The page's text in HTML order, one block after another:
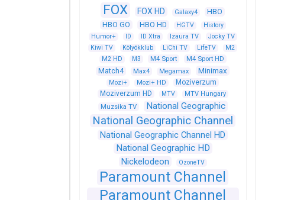
FOX FOX HD Galaxy4
HBO
HBO GO
HBO HD HGTV
History
Humor+
ID ID Xtra Izaura TV
Jocky TV
Kiwi TV
Kölyökklub LiChi TV LifeTV
M2
M2 HD
M3 M4 Sport M4 Sport HD
Match4 Max4 Megamax Minimax
Mozi+ Mozi+ HD
Moziverzum
Moziverzum HD
MTV MTV Hungary
Muzsika TV National Geographic
National Geographic Channel
National Geographic Channel HD
National Geographic HD
Nickelodeon
OzoneTV
Paramount Channel
Paramount Channel